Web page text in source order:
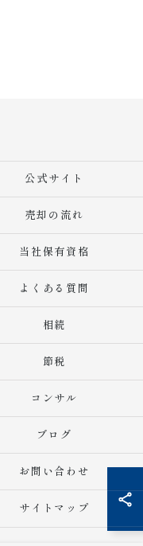
公式サイト
売却の流れ
当社保有資格
よくある質問
相続
節税
コンサル
ブログ
お問い合わせ
サイトマップ